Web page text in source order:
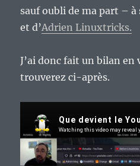
sauf oubli de ma part – à
et d’Adrien Linuxtricks.
J’ai donc fait un bilan en
trouverez ci-après.